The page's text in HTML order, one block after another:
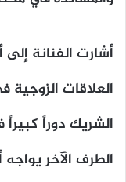
أشارت الفنانة
العلاقات
الشريك دوراً
الطرف الآخر يواجه